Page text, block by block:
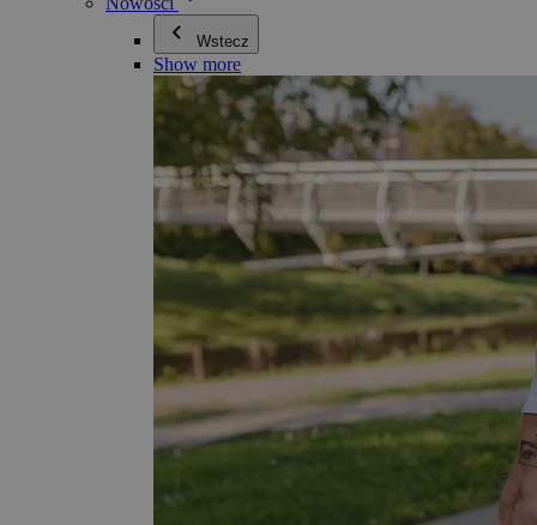
Wstecz
Show more